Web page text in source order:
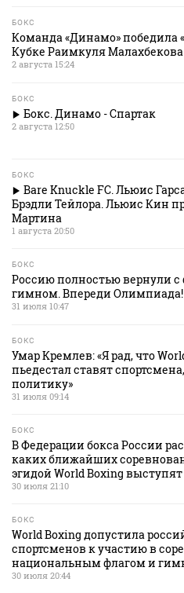
БОКС
Команда «Динамо» победила
Кубке Раимкуля Малахбекова
2 августа 15:24
БОКС
Бокс. Динамо - Спартак
2 августа 12:50
БОКС
Bare Knuckle FC. Льюис
Брэдли Тейлора. Льюис Кин
Мартина
1 августа 20:50
БОКС
Россию полностью вернули с
гимном. Впереди Олимпиада!
31 июля 10:47
БОКС
Умар Кремлев: «Я рад, что
пьедестал ставят
политику»
31 июля 09:14
БОКС
В Федерации бокса России
каких ближайших
эгидой World Boxing
30 июля 21:10
БОКС
World Boxing допустила
спортсменов к участию в
национальным флагом и
30 июля 20:44